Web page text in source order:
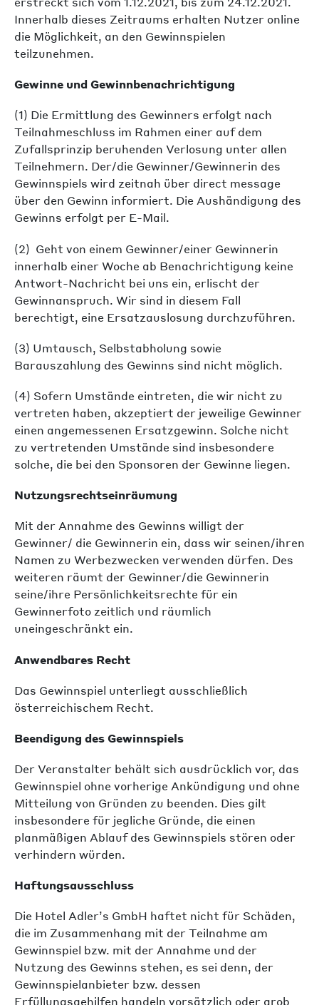
Innerhalb dieses Zeitraums erhalten Nutzer online
die Möglichkeit, an den Gewinnspielen
teilzunehmen.
Gewinne und Gewinnbenachrichtigung
(1) Die Ermittlung des Gewinners erfolgt nach
Teilnahmeschluss im Rahmen einer auf dem
Zufallsprinzip beruhenden Verlosung unter allen
Teilnehmern. Der/die Gewinner/Gewinnerin des
Gewinnspiels wird zeitnah über direct message
über den Gewinn informiert. Die Aushändigung des
Gewinns erfolgt per E-Mail.
(2) Geht von einem Gewinner/einer Gewinnerin
innerhalb einer Woche ab Benachrichtigung keine
Antwort-Nachricht bei uns ein, erlischt der
Gewinnanspruch. Wir sind in diesem Fall
berechtigt, eine Ersatzauslosung durchzuführen.
(3) Umtausch, Selbstabholung sowie
Barauszahlung des Gewinns sind nicht möglich.
(4) Sofern Umstände eintreten, die wir nicht zu
vertreten haben, akzeptiert der jeweilige Gewinner
einen angemessenen Ersatzgewinn. Solche nicht
zu vertretenden Umstände sind insbesondere
solche, die bei den Sponsoren der Gewinne liegen.
Nutzungsrechtseinräumung
Mit der Annahme des Gewinns willigt der
Gewinner/ die Gewinnerin ein, dass wir seinen/ihren
Namen zu Werbezwecken verwenden dürfen. Des
weiteren räumt der Gewinner/die Gewinnerin
seine/ihre Persönlichkeitsrechte für ein
Gewinnerfoto zeitlich und räumlich
uneingeschränkt ein.
Anwendbares Recht
Das Gewinnspiel unterliegt ausschließlich
österreichischem Recht.
Beendigung des Gewinnspiels
Der Veranstalter behält sich ausdrücklich vor, das
Gewinnspiel ohne vorherige Ankündigung und ohne
Mitteilung von Gründen zu beenden. Dies gilt
insbesondere für jegliche Gründe, die einen
planmäßigen Ablauf des Gewinnspiels stören oder
verhindern würden.
Haftungsausschluss
Die Hotel Adler’s GmbH haftet nicht für Schäden,
die im Zusammenhang mit der Teilnahme am
Gewinnspiel bzw. mit der Annahme und der
Nutzung des Gewinns stehen, es sei denn, der
Gewinnspielanbieter bzw. dessen
Erfüllungsgehilfen handeln vorsätzlich oder grob